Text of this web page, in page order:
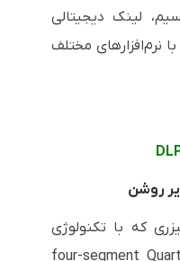
لینک دیجیتالی
با نرم‌افزارهای مختلف
روشن
که با تکنولوژی
four-segment